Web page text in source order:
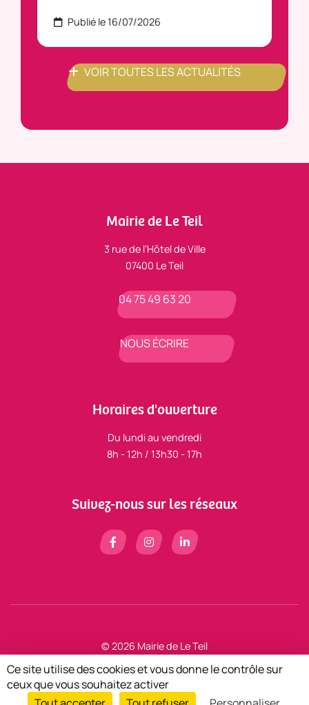
Publié le 16/07/2026
VOIR TOUTES LES ACTUALITÉS
Mairie de Le Teil
3 rue de l’Hôtel de Ville
07400 Le Teil
04 75 49 63 20
NOUS ÉCRIRE
Horaires d'ouverture
Du lundi au vendredi
8h - 12h / 13h30 - 17h
Suivez-nous sur les réseaux
© 2026 Mairie de Le Teil
Mentions légales
création de sites internet à Aubenas en Ardèche
Ce site utilise des cookies et vous donne le contrôle sur
ceux que vous souhaitez activer